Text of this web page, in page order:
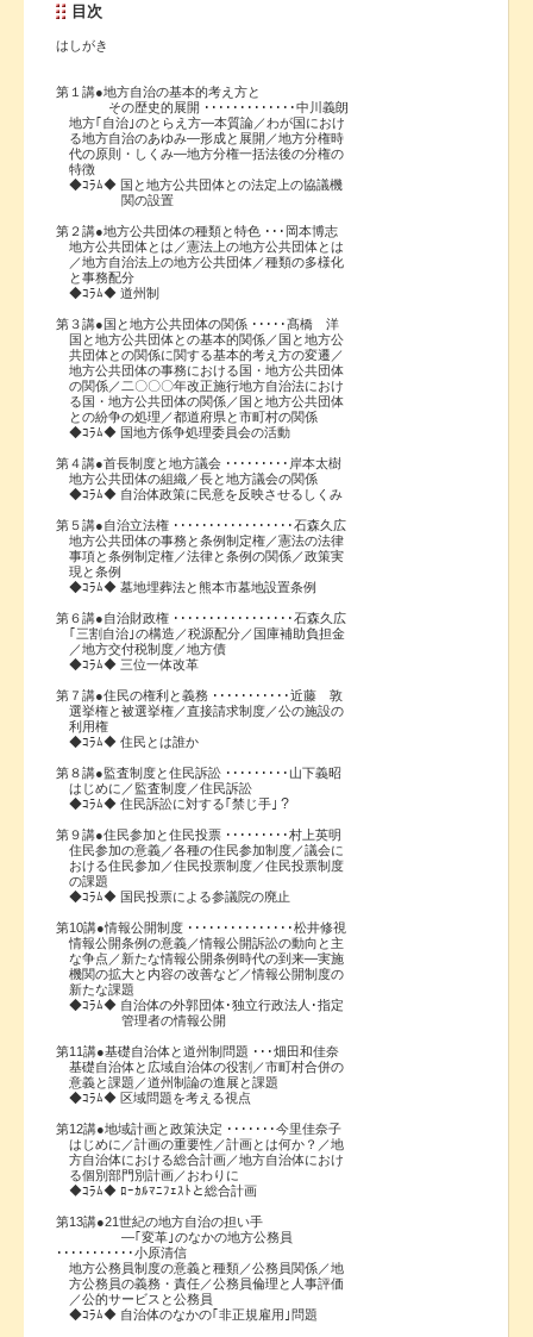
目次
はしがき
第１講●地方自治の基本的考え方と
その歴史的展開 ･････････････中川義朗
地方｢自治｣のとらえ方―本質論／わが国におけ
る地方自治のあゆみ―形成と展開／地方分権時
代の原則・しくみ―地方分権一括法後の分権の
特徴
◆ｺﾗﾑ◆ 国と地方公共団体との法定上の協議機
関の設置
第２講●地方公共団体の種類と特色 ･･･岡本博志
地方公共団体とは／憲法上の地方公共団体とは
／地方自治法上の地方公共団体／種類の多様化
と事務配分
◆ｺﾗﾑ◆ 道州制
第３講●国と地方公共団体の関係 ･････髙橋 洋
国と地方公共団体との基本的関係／国と地方公
共団体との関係に関する基本的考え方の変遷／
地方公共団体の事務における国・地方公共団体
の関係／二〇〇〇年改正施行地方自治法におけ
る国・地方公共団体の関係／国と地方公共団体
との紛争の処理／都道府県と市町村の関係
◆ｺﾗﾑ◆ 国地方係争処理委員会の活動
第４講●首長制度と地方議会 ･････････岸本太樹
地方公共団体の組織／長と地方議会の関係
◆ｺﾗﾑ◆ 自治体政策に民意を反映させるしくみ
第５講●自治立法権 ･････････････････石森久広
地方公共団体の事務と条例制定権／憲法の法律
事項と条例制定権／法律と条例の関係／政策実
現と条例
◆ｺﾗﾑ◆ 墓地埋葬法と熊本市墓地設置条例
第６講●自治財政権 ･････････････････石森久広
｢三割自治｣の構造／税源配分／国庫補助負担金
／地方交付税制度／地方債
◆ｺﾗﾑ◆ 三位一体改革
第７講●住民の権利と義務 ･･･････････近藤 敦
選挙権と被選挙権／直接請求制度／公の施設の
利用権
◆ｺﾗﾑ◆ 住民とは誰か
第８講●監査制度と住民訴訟 ･････････山下義昭
はじめに／監査制度／住民訴訟
◆ｺﾗﾑ◆ 住民訴訟に対する｢禁じ手｣？
第９講●住民参加と住民投票 ･････････村上英明
住民参加の意義／各種の住民参加制度／議会に
おける住民参加／住民投票制度／住民投票制度
の課題
◆ｺﾗﾑ◆ 国民投票による参議院の廃止
第10講●情報公開制度 ･･･････････････松井修視
情報公開条例の意義／情報公開訴訟の動向と主
な争点／新たな情報公開条例時代の到来―実施
機関の拡大と内容の改善など／情報公開制度の
新たな課題
◆ｺﾗﾑ◆ 自治体の外郭団体･独立行政法人･指定
管理者の情報公開
第11講●基礎自治体と道州制問題 ･･･畑田和佳奈
基礎自治体と広域自治体の役割／市町村合併の
意義と課題／道州制論の進展と課題
◆ｺﾗﾑ◆ 区域問題を考える視点
第12講●地域計画と政策決定 ･･･････今里佳奈子
はじめに／計画の重要性／計画とは何か？／地
方自治体における総合計画／地方自治体におけ
る個別部門別計画／おわりに
◆ｺﾗﾑ◆ ﾛｰｶﾙﾏﾆﾌｪｽﾄと総合計画
第13講●21世紀の地方自治の担い手
―｢変革｣のなかの地方公務員
･･･････････小原清信
地方公務員制度の意義と種類／公務員関係／地
方公務員の義務・責任／公務員倫理と人事評価
／公的サービスと公務員
◆ｺﾗﾑ◆ 自治体のなかの｢非正規雇用｣問題